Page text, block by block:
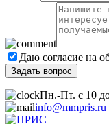
Даю согласие на
Пн.-Пт. с 10
info@mmpris.ru